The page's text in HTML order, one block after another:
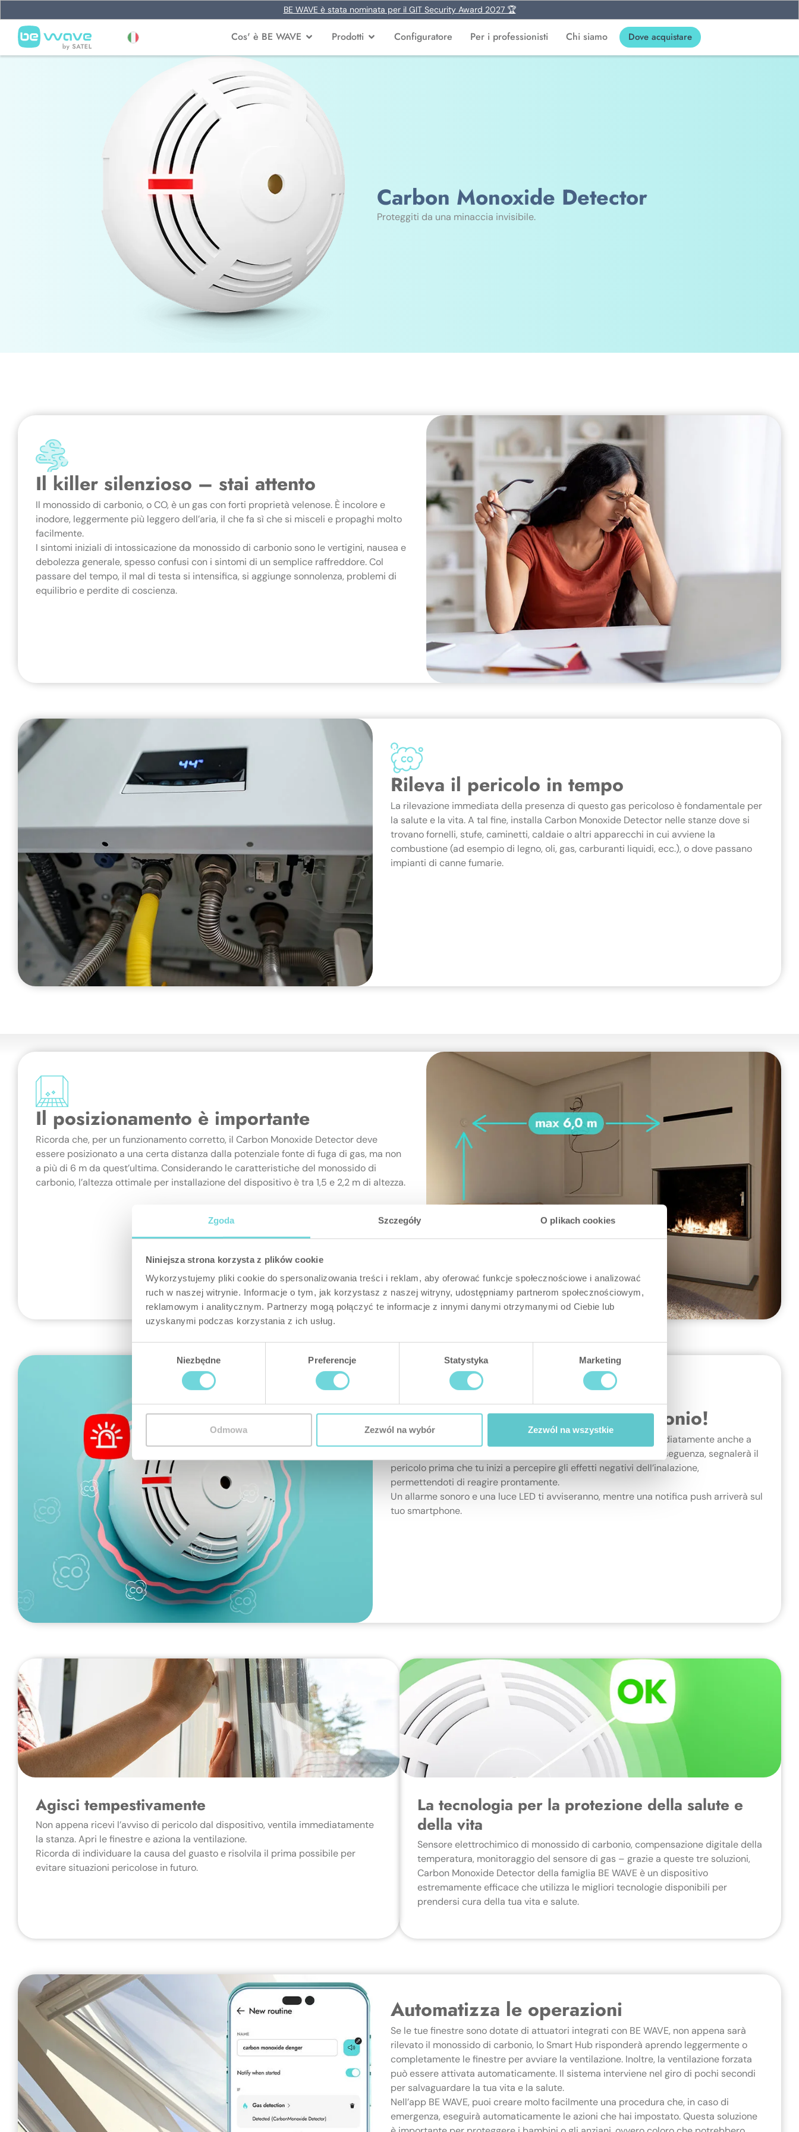
Zgoda Szczegóły O plikach cookies
Niniejsza strona korzysta z plików cookie
Wykorzystujemy pliki cookie do spersonalizowania treści i reklam, aby oferować funkcje społecznościowe i analizować
ruch w naszej witrynie. Informacje o tym, jak korzystasz z naszej witryny, udostępniamy partnerom społecznościowym,
reklamowym i analitycznym. Partnerzy mogą połączyć te informacje z innymi danymi otrzymanymi od Ciebie lub
uzyskanymi podczas korzystania z ich usług.
Niezbędne Preferencje Statystyka Marketing
Odmowa Zezwól na wybór Zezwól na wszystkie
BE WAVE è stata nominata per il GIT Security Award 2027 🏆
Cos' è BE WAVE Prodotti Configuratore Per i professionisti Chi siamo Dove acquistare
Carbon Monoxide Detector
Proteggiti da una minaccia invisibile.
Il killer silenzioso – stai attento
Il monossido di carbonio, o CO, è un gas con forti proprietà velenose. È incolore e
inodore, leggermente più leggero dell’aria, il che fa sì che si misceli e propaghi molto
facilmente.
I sintomi iniziali di intossicazione da monossido di carbonio sono le vertigini, nausea e
debolezza generale, spesso confusi con i sintomi di un semplice raffreddore. Col
passare del tempo, il mal di testa si intensifica, si aggiunge sonnolenza, problemi di
equilibrio e perdite di coscienza.
Rileva il pericolo in tempo
La rilevazione immediata della presenza di questo gas pericoloso è fondamentale per
la salute e la vita. A tal fine, installa Carbon Monoxide Detector nelle stanze dove si
trovano fornelli, stufe, caminetti, caldaie o altri apparecchi in cui avviene la
combustione (ad esempio di legno, oli, gas, carburanti liquidi, ecc.), o dove passano
impianti di canne fumarie.
Il posizionamento è importante
Ricorda che, per un funzionamento corretto, il Carbon Monoxide Detector deve
essere posizionato a una certa distanza dalla potenziale fonte di fuga di gas, ma non
a più di 6 m da quest’ultima. Considerando le caratteristiche del monossido di
carbonio, l’altezza ottimale per installazione del dispositivo è tra 1,5 e 2,2 m di altezza.
PERICOLO! Monossido di carbonio!
Carbon Monoxide Detector è un dispositivo che reagisce immediatamente anche a
basse concentrazioni di monossido di carbonio nell’aria. Di conseguenza, segnalerà il
pericolo prima che tu inizi a percepire gli effetti negativi dell’inalazione,
permettendoti di reagire prontamente.
Un allarme sonoro e una luce LED ti avviseranno, mentre una notifica push arriverà sul
tuo smartphone.
Agisci tempestivamente
Non appena ricevi l’avviso di pericolo dal dispositivo, ventila immediatamente
la stanza. Apri le finestre e aziona la ventilazione.
Ricorda di individuare la causa del guasto e risolvila il prima possibile per
evitare situazioni pericolose in futuro.
La tecnologia per la protezione della salute e
della vita
Sensore elettrochimico di monossido di carbonio, compensazione digitale della
temperatura, monitoraggio del sensore di gas – grazie a queste tre soluzioni,
Carbon Monoxide Detector della famiglia BE WAVE è un dispositivo
estremamente efficace che utilizza le migliori tecnologie disponibili per
prendersi cura della tua vita e salute.
Automatizza le operazioni
Se le tue finestre sono dotate di attuatori integrati con BE WAVE, non appena sarà
rilevato il monossido di carbonio, lo Smart Hub risponderà aprendo leggermente o
completamente le finestre per avviare la ventilazione. Inoltre, la ventilazione forzata
può essere attivata automaticamente. Il sistema interviene nel giro di pochi secondi
per salvaguardare la tua vita e la salute.
Nell’app BE WAVE, puoi creare molto facilmente una procedura che, in caso di
emergenza, eseguirà automaticamente le azioni che hai impostato. Questa soluzione